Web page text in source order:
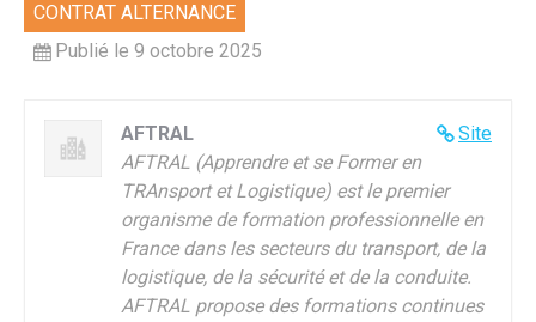
CONTRAT ALTERNANCE
Publié le 9 octobre 2025
Site
AFTRAL
AFTRAL (Apprendre et se Former en
TRAnsport et Logistique) est le premier
organisme de formation professionnelle en
France dans les secteurs du transport, de la
logistique, de la sécurité et de la conduite.
AFTRAL propose des formations continues